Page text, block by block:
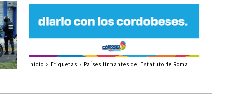
Inicio Etiquetas Países firmantes del Estatuto de Roma